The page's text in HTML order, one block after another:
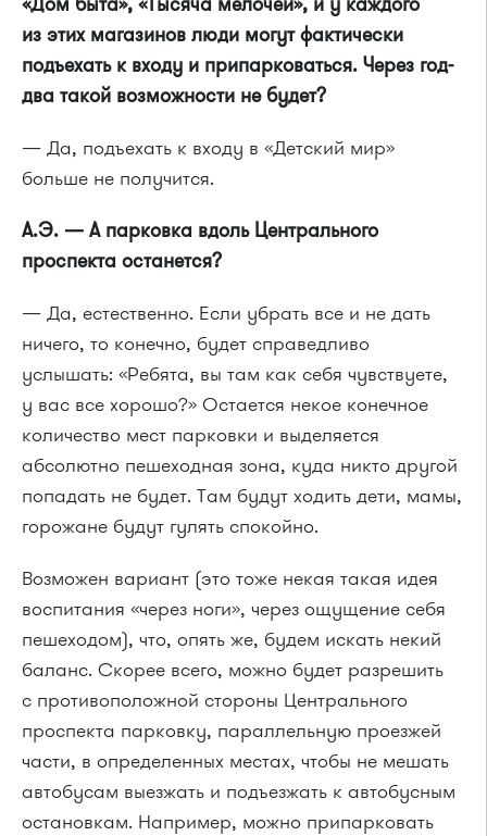
из этих магазинов люди могут фактически
подъехать к входу и припарковаться. Через год-
два такой возможности не будет?
— Да, подъехать к входу в «Детский мир»
больше не получится.
А.Э. — А парковка вдоль Центрального
проспекта останется?
— Да, естественно. Если убрать все и не дать
ничего, то конечно, будет справедливо
услышать: «Ребята, вы там как себя чувствуете,
у вас все хорошо?» Остается некое конечное
количество мест парковки и выделяется
абсолютно пешеходная зона, куда никто другой
попадать не будет. Там будут ходить дети, мамы,
горожане будут гулять спокойно.
Возможен вариант (это тоже некая такая идея
воспитания «через ноги», через ощущение себя
пешеходом), что, опять же, будем искать некий
баланс. Скорее всего, можно будет разрешить
с противоположной стороны Центрального
проспекта парковку, параллельную проезжей
части, в определенных местах, чтобы не мешать
автобусам выезжать и подъезжать к автобусным
остановкам. Например, можно припарковать